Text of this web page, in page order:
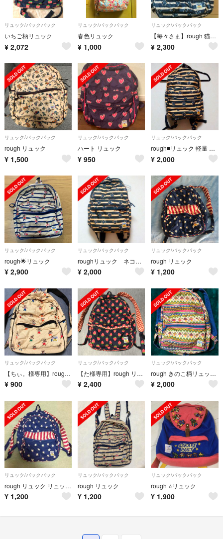
リュック/バックパック
いちご柄リュック
¥ 2,072
リュック/バックパック
春色リュック
¥ 1,000
リュック/バックパック
【毎々さま】rough 猫柄リュック
¥ 2,300
リュック/バックパック
rough リュック
¥ 1,500
リュック/バックパック
ハート リュック
¥ 950
リュック/バックパック
rough■リュック 軽量 中綿 ボーダー 猫柄
¥ 2,000
リュック/バックパック
rough🌟リュック
¥ 2,900
リュック/バックパック
roughリュック ネコ ボーダー■軽量 中綿
¥ 2,000
リュック/バックパック
rough リュック
¥ 1,200
リュック/バックパック
【ちぃ。様専用】rough リュック
¥ 900
リュック/バックパック
【た様専用】rough リュック いちご ネイビー
¥ 2,400
リュック/バックパック
rough きのこ柄リュックサック
¥ 2,000
リュック/バックパック
rough リュック リュックサック
¥ 1,200
リュック/バックパック
rough リュック
¥ 1,200
リュック/バックパック
rough ⭐️リュック
¥ 1,900